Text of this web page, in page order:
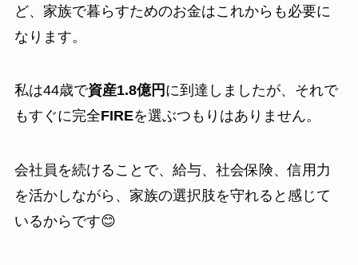
ど、家族で暮らすためのお金はこれからも必要に
なります。
私は44歳で資産1.8億円 に到達しましたが、それで
もすぐに完全FIREを選ぶつもりはありません。
会社員を続けることで、給与、社会保険、信用力
を活かしながら、家族の選択肢を守れると感じて
いるからです😊